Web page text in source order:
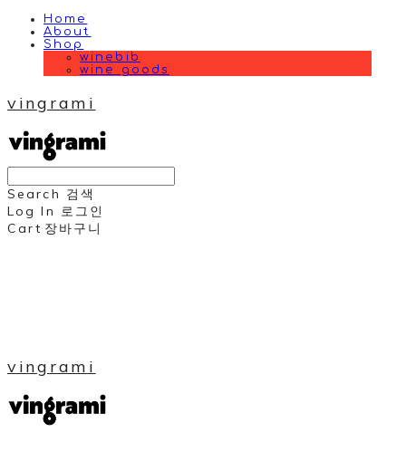
Home
About
Shop
winebib
wine goods
vingrami
Search 검색
Log In 로그인
Cart 장바구니
vingrami